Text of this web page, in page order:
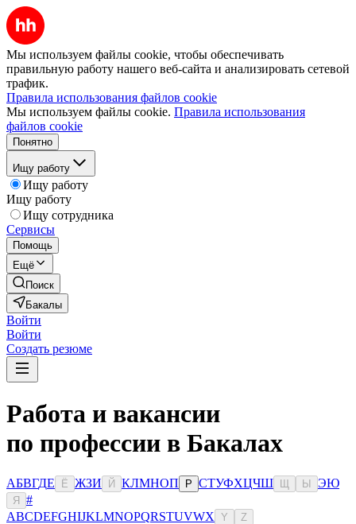
Мы используем файлы cookie, чтобы обеспечивать
правильную работу нашего веб-сайта и анализировать сетевой
трафик.
Правила использования файлов cookie
Мы используем файлы cookie. Правила использования
файлов cookie
Понятно
Ищу работу
Ищу работу
Ищу работу
Ищу сотрудника
Сервисы
Помощь
Ещё
Поиск
Бакалы
Войти
Войти
Создать резюме
Работа и вакансии
по профессии в Бакалах
АБВГДЕ Ё ЖЗИ Й КЛМНОП Р СТУФХЦЧШ Ы ЭЮ
Я
#
ABCDEFGHIJKLMNOPQRSTUVWX Y Z